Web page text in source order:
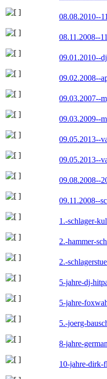
08.08.2010--
08.11.2008--
09.01.2010--
09.02.2008--
09.03.2007--
09.03.2009--
09.05.2013--
09.05.2013--
09.08.2008--
09.11.2008--
1.-schlager-
2.-hammer-
2.-
5-jahre-dj-
5-jahre-
5.-joerg-
8-jahre-
10-jahre-dirk-